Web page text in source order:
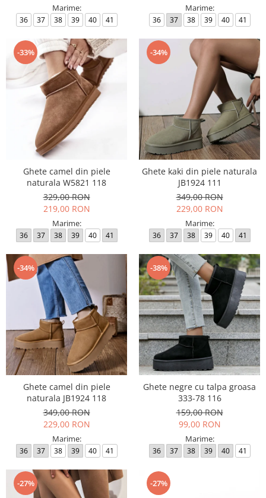
Marime:
36 37 38 39 40 41
Marime:
36 37 38 39 40 41
-33%
Ghete camel din piele
naturala W5821 118
329,00 RON
219,00 RON
Marime:
36 37 38 39 40 41
-34%
Ghete kaki din piele naturala
JB1924 111
349,00 RON
229,00 RON
Marime:
36 37 38 39 40 41
-34%
Ghete camel din piele
naturala JB1924 118
349,00 RON
229,00 RON
Marime:
36 37 38 39 40 41
-38%
Ghete negre cu talpa groasa
333-78 116
159,00 RON
99,00 RON
Marime:
36 37 38 39 40 41
-27% -27%